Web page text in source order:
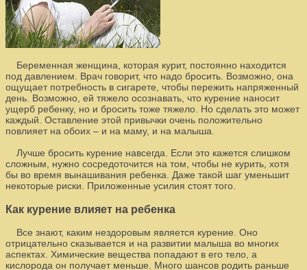
Беременная женщина, которая курит, постоянно находится
под давлением. Врач говорит, что надо бросить. Возможно, она
ощущает потребность в сигарете, чтобы пережить напряженный
день. Возможно, ей тяжело осознавать, что курение наносит
ущерб ребенку, но и бросить тоже тяжело. Но сделать это может
каждый. Оставление этой привычки очень положительно
повлияет на обоих – и на маму, и на малыша.
Лучше бросить курение навсегда. Если это кажется слишком
сложным, нужно сосредоточится на том, чтобы не курить, хотя
бы во время вынашивания ребенка. Даже такой шаг уменьшит
некоторые риски. Приложенные усилия стоят того.
Как курение влияет на ребенка
Все знают, каким нездоровым является курение. Оно
отрицательно сказывается и на развитии малыша во многих
аспектах. Химические вещества попадают в его тело, а
кислорода он получает меньше. Много шансов родить раньше